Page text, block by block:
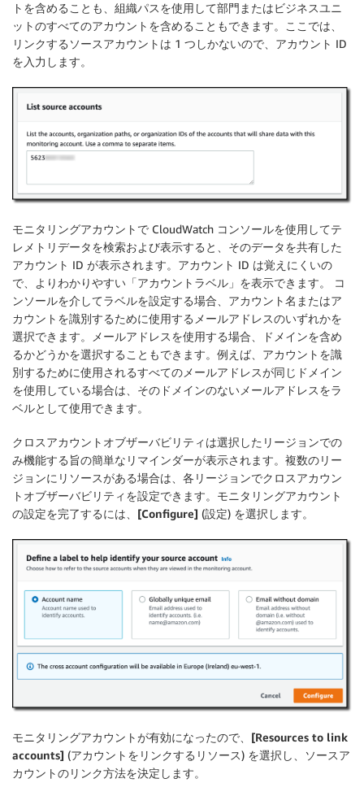
トを含めることも、組織パスを使用して部門またはビジネスユニ
ットのすべてのアカウントを含めることもできます。ここでは、
リンクするソースアカウントは 1 つしかないので、アカウント ID
を入力します。
モニタリングアカウントで CloudWatch コンソールを使用してテ
レメトリデータを検索および表示すると、そのデータを共有した
アカウント ID が表示されます。アカウント ID は覚えにくいの
で、よりわかりやすい「アカウントラベル」を表示できます。 コ
ンソールを介してラベルを設定する場合、アカウント名またはア
カウントを識別するために使用するメールアドレスのいずれかを
選択できます。メールアドレスを使用する場合、ドメインを含め
るかどうかを選択することもできます。例えば、アカウントを識
別するために使用されるすべてのメールアドレスが同じドメイン
を使用している場合は、そのドメインのないメールアドレスをラ
ベルとして使用できます。
クロスアカウントオブザーバビリティは選択したリージョンでの
み機能する旨の簡単なリマインダーが表示されます。複数のリー
ジョンにリソースがある場合は、各リージョンでクロスアカウン
トオブザーバビリティを設定できます。モニタリングアカウント
の設定を完了するには、 [Configure] (設定) を選択します。
モニタリングアカウントが有効になったので、 [Resources to link
accounts] (アカウントをリンクするリソース) を選択し、ソースア
カウントのリンク方法を決定します。